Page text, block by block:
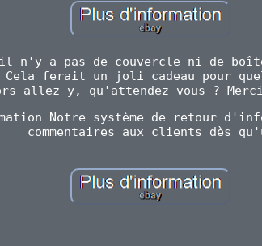
n'y a pas de couvercle ni de
ferait un joli cadeau pour
allez-y, qu'attendez-vous ?
Notre système de retour
commentaires aux clients dès